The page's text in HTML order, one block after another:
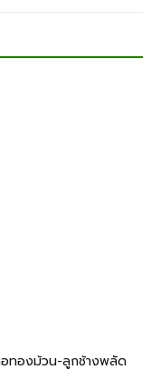
อทองม้วน-ลูกช้างพลัด